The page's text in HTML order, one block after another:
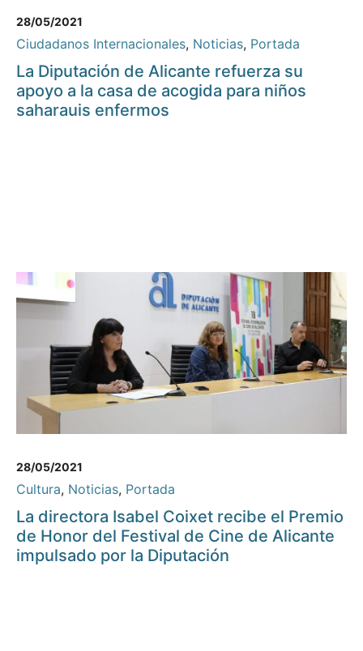
28/05/2021
Ciudadanos Internacionales, Noticias, Portada
La Diputación de Alicante refuerza su
apoyo a la casa de acogida para niños
saharauis enfermos
28/05/2021
Cultura, Noticias, Portada
La directora Isabel Coixet recibe el Premio
de Honor del Festival de Cine de Alicante
impulsado por la Diputación